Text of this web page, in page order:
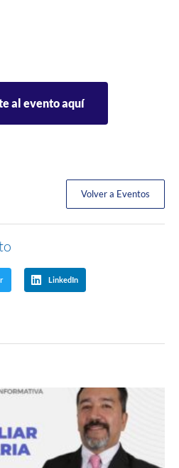
al evento aquí
Volver a Eventos
LinkedIn